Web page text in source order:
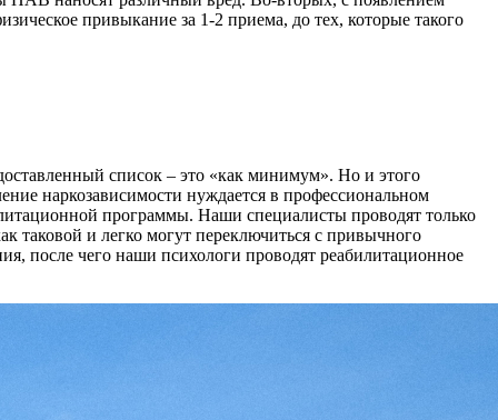
привыкание за 1-2 приема, до тех, которые такого
список – это «как минимум». Но и этого
наркозависимости нуждается в профессиональном
программы. Наши специалисты проводят только
таковой и легко могут переключиться с привычного
после чего наши психологи проводят реабилитационное